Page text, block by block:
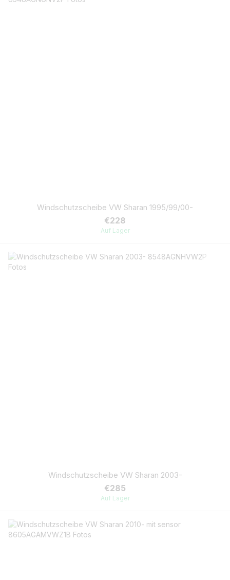
Windschutzscheibe VW Sharan 1995/99/00-
€228
Auf Lager
Windschutzscheibe VW Sharan 2003-
€285
Auf Lager